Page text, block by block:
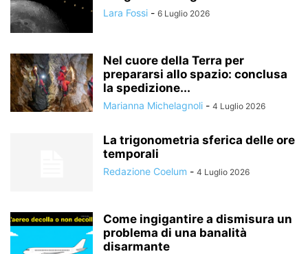
Lara Fossi - 6 Luglio 2026
Nel cuore della Terra per
prepararsi allo spazio: conclusa
la spedizione...
Marianna Michelagnoli - 4 Luglio 2026
La trigonometria sferica delle ore
temporali
Redazione Coelum - 4 Luglio 2026
Come ingigantire a dismisura un
problema di una banalità
disarmante